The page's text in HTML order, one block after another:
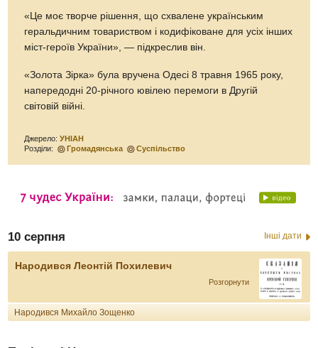
«Це моє творче рішення, що схвалене українським
геральдичним товариством і кодифіковане для усіх інших
міст-героїв України», — підкреслив він.
«Золота Зірка» була вручена Одесі 8 травня 1965 року,
напередодні 20-річного ювілею перемоги в Другій
світовій війні.
Джерело:УНІАН
Розділи:
Громадянська Суспільство
10 серпня Інші дати
Народився Леонтій Похилевич
Розгорнути
Народився Михайло Зощенко